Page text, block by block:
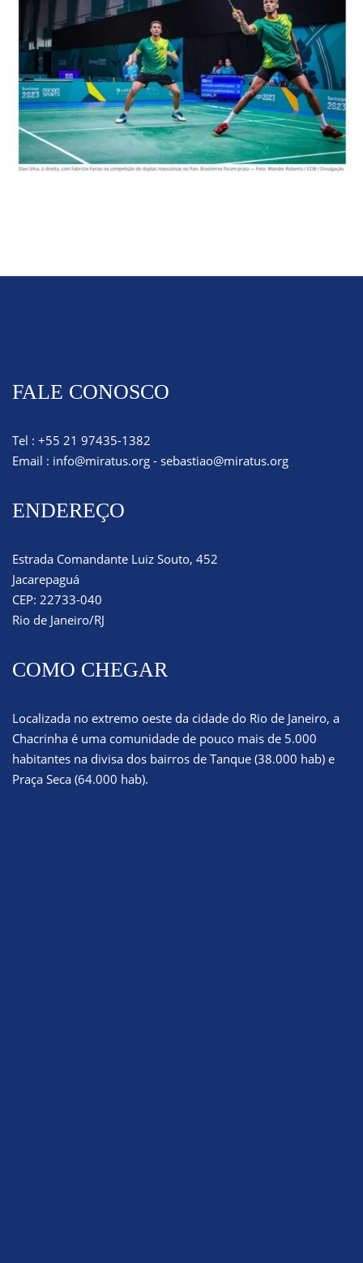
FALE CONOSCO
Tel : +55 21 97435-1382
Email : info@miratus.org - sebastiao@miratus.org
ENDEREÇO
Estrada Comandante Luiz Souto, 452
Jacarepaguá
CEP: 22733-040
Rio de Janeiro/RJ
COMO CHEGAR
Localizada no extremo oeste da cidade do Rio de Janeiro, a
Chacrinha é uma comunidade de pouco mais de 5.000
habitantes na divisa dos bairros de Tanque (38.000 hab) e
Praça Seca (64.000 hab).